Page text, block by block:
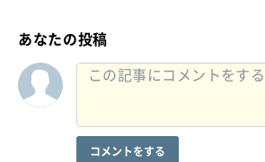
あなたの投稿
コメントをする